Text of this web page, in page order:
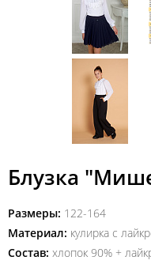
Блузка
Размеры: 122-164
Материал: кулирка с
Состав: хлопок 90% +